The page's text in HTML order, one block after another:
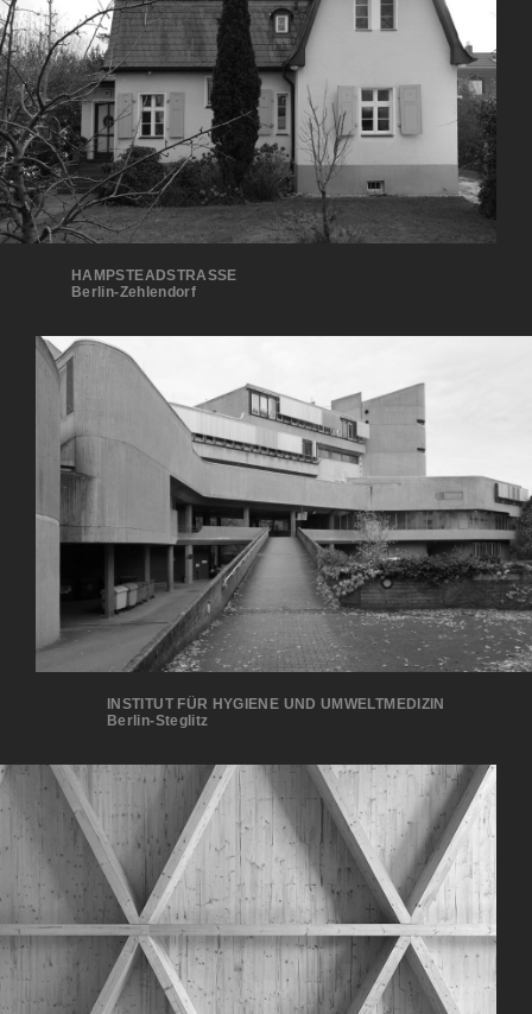
HAMPSTEADSTRASSE
Berlin-Zehlendorf
INSTITUT FÜR HYGIENE UND UMWELTMEDIZIN
Berlin-Steglitz